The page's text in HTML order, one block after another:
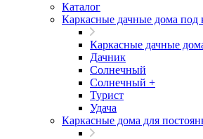
Каталог
Каркасные дачные дома под
Каркасные дачные
Дачник
Солнечный
Солнечный +
Турист
Удача
Каркасные дома для